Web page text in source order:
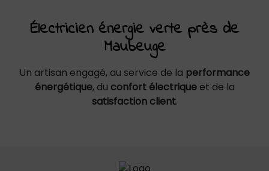
Électricien énergie verte près de
Maubeuge
Un artisan engagé, au service de la performance
énergétique, du confort électriqueet de la
satisfaction client.